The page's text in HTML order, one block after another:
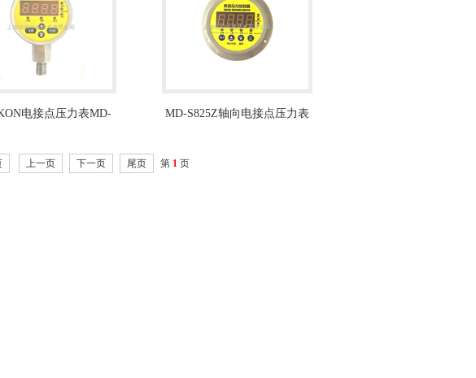
电接点压力表MD-
MD-S825Z轴向电接点压力表
上一页 下一页 尾页 第 1 页